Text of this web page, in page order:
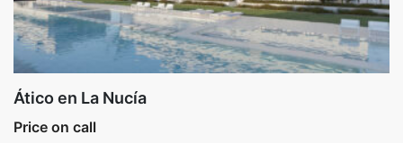
Ático en La Nucía
Price on call